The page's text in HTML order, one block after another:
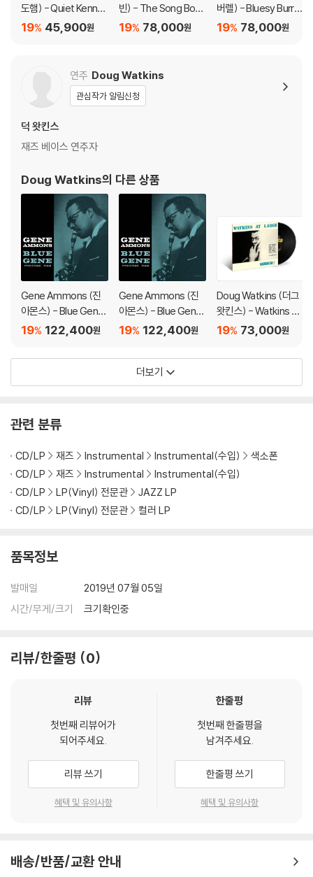
도햄) - Quiet Kenny
[UHQCD]45,900원
19%
빈) - The Song Boo
k [LP]78,000원
19%
버렐) - Bluesy Burrell
[LP] 78,000원
19%
연주 Doug Watkins
관심작가 알림신청
덕 왓킨스
재즈 베이스 연주자
Doug Watkins의 다른 상품
Gene Ammons (진
아몬스) - Blue Gene
[2LP] 122,400원
19%
Gene Ammons (진
아몬스) - Blue Gene
[2LP] 122,400원
19%
Doug Watkins (더그
왓킨스) - Watkins At
Large [LP]73,000원
19%
더보기
관련 분류
CD/LP 재즈 Instrumental Instrumental(수입)
색소폰
CD/LP
재즈 Instrumental
Instrumental(수입)
CD/LP
LP(Vinyl) 전문관
JAZZ LP
CD/LP
LP(Vinyl) 전문관 컬러 LP
품목정보
발매일
2019년 07월 05일
시간/무게/크기
크기확인중
리뷰/한줄평 0
리뷰
첫번째 리뷰어가
되어주세요.
리뷰 쓰기
혜택 및 유의사항
한줄평
첫번째 한줄평을
남겨주세요.
한줄평 쓰기
혜택 및 유의사항
배송/반품/교환 안내